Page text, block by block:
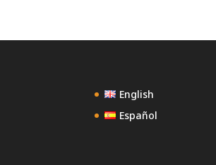
English
Español